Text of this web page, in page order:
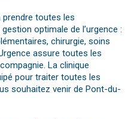
prendre toutes les
optimale de l’urgence :
chirurgie, soins
assure toutes les
La clinique
pour traiter toutes les
souhaitez venir de Pont-du-